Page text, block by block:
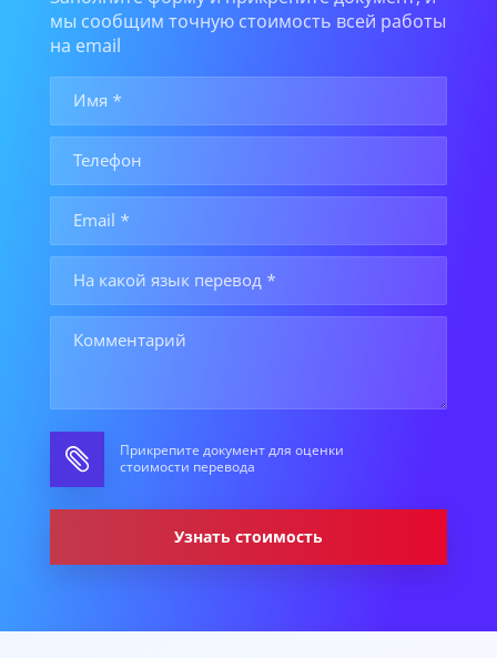
мы сообщим точную стоимость всей работы
на email
Прикрепите документ для оценки
стоимости перевода
Узнать стоимость